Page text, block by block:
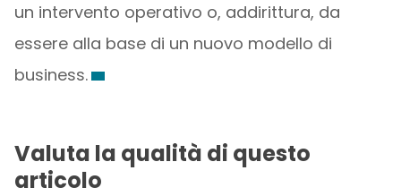
un intervento operativo o, addirittura, da
essere alla base di un nuovo modello di
business.
Valuta la qualità di questo
articolo